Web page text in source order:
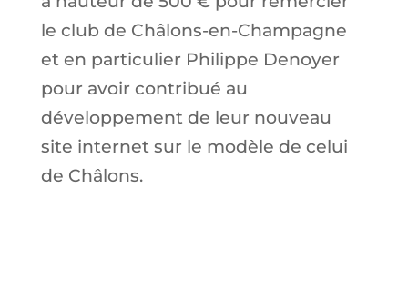
le club de Châlons-en-Champagne
et en particulier Philippe Denoyer
pour avoir contribué au
développement de leur nouveau
site internet sur le modèle de celui
de Châlons.